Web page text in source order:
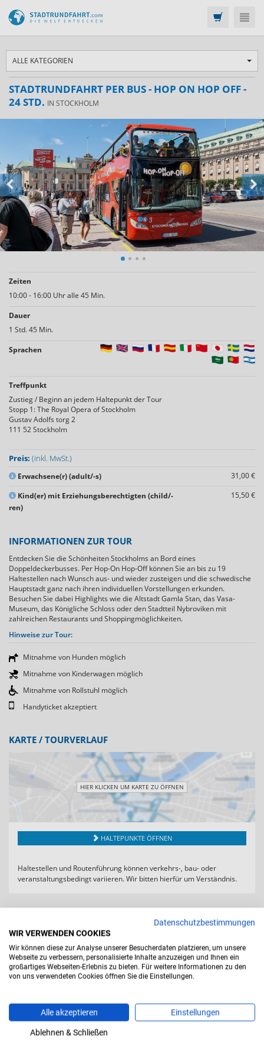
STADTRUNDFAHRT PER BUS - HOP ON HOP OFF -
24 STD. IN STOCKHOLM
Zeiten
10:00 - 16:00 Uhr alle 45 Min.
Dauer
1 Std. 45 Min.
Sprachen
Treffpunkt
Zustieg / Beginn an jedem Haltepunkt der Tour
Stopp 1: The Royal Opera of Stockholm
Gustav Adolfs torg 2
111 52 Stockholm
Preis: (inkl. MwSt.)
Erwachsene(r) (adult/-s)
31,00 €
Kind(er) mit Erziehungsberechtigten (child/-
ren)
15,50 €
INFORMATIONEN ZUR TOUR
Entdecken Sie die Schönheiten Stockholms an Bord eines
Doppeldeckerbusses. Per Hop-On Hop-Off können Sie an bis zu 19
Haltestellen nach Wunsch aus- und wieder zusteigen und die schwedische
Hauptstadt ganz nach ihren individuellen Vorstellungen erkunden.
Besuchen Sie dabei Highlights wie die Altstadt Gamla Stan, das Vasa-
Museum, das Königliche Schloss oder den Stadtteil Nybroviken mit
zahlreichen Restaurants und Shoppingmöglichkeiten.
Hinweise zur Tour:
Mitnahme von Hunden möglich
Mitnahme von Kinderwagen möglich
Mitnahme von Rollstuhl möglich
Handyticket akzeptiert
KARTE / TOURVERLAUF
HIER KLICKEN UM KARTE ZU ÖFFNEN
HALTEPUNKTE ÖFFNEN
Haltestellen und Routenführung können verkehrs-, bau- oder
veranstaltungsbedingt variieren. Wir bitten hierfür um Verständnis.
IM TICKET INKLUSIVE
Inklusivleistungen:
bis zu 19 Haltepunkt
Audioguide in 14 Sprachen
KOMMENDE TOURZEITEN
MO.
ALLE KATEGORIEN
Datenschutzbestimmungen
WIR VERWENDEN COOKIES
Wir können diese zur Analyse unserer Besucherdaten platzieren, um unsere
Webseite zu verbessern, personalisierte Inhalte anzuzeigen und Ihnen ein
großartiges Webseiten-Erlebnis zu bieten. Für weitere Informationen zu den
von uns verwendeten Cookies öffnen Sie die Einstellungen.
Alle akzeptieren Einstellungen
Ablehnen & Schließen